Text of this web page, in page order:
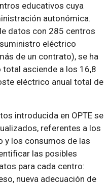
educativos cuya
autonómica.
datos con 285 centros
eléctrico
de un contrato), se ha
asciende a los 16,8
eléctrico anual total de
introducida en OPTE se
referentes a los
y los consumos de las
las posibles
para cada centro:
nueva adecuación de